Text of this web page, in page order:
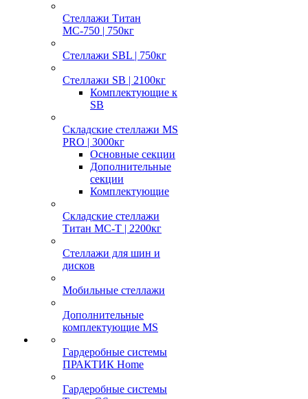
Стеллажи Титан
МС-750 | 750кг
Стеллажи SBL | 750кг
Стеллажи SB | 2100кг
Комплектующие к
SB
Складские стеллажи MS
PRO | 3000кг
Основные секции
Дополнительные
секции
Комплектующие
Складские стеллажи
Титан МС-Т | 2200кг
Стеллажи для шин и
дисков
Мобильные стеллажи
Дополнительные
комплектующие MS
Гардеробные системы
ПРАКТИК Home
Гардеробные системы